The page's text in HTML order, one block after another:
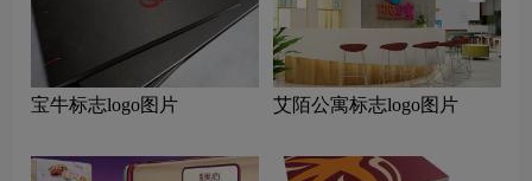
宝牛标志logo图片 艾陌公寓标志logo图片